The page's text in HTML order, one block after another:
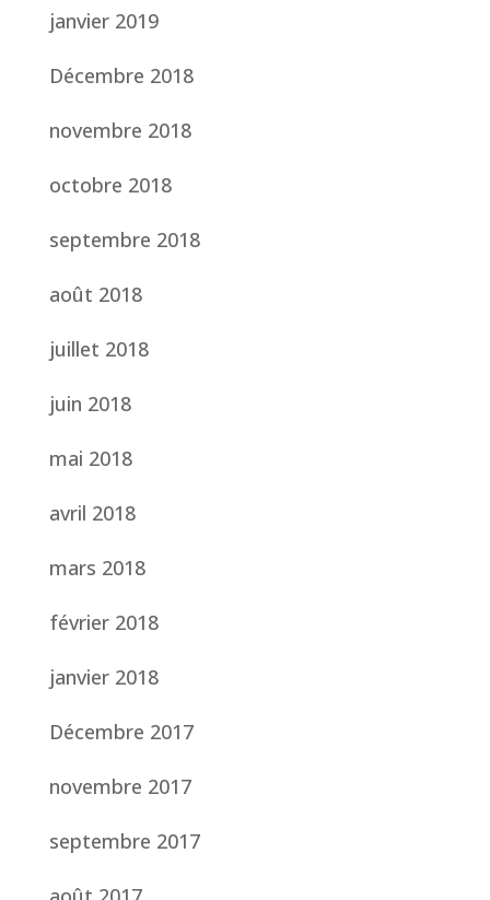
janvier 2019
Décembre 2018
novembre 2018
octobre 2018
septembre 2018
août 2018
juillet 2018
juin 2018
mai 2018
avril 2018
mars 2018
février 2018
janvier 2018
Décembre 2017
novembre 2017
septembre 2017